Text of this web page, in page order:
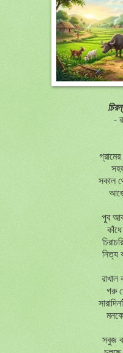
-
সকাল
পুব
নিত্য
রাখাল
গরু
সবুজ